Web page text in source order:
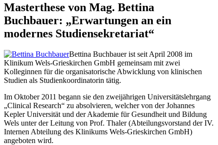
Masterthese von Mag. Bettina
Buchbauer: „Erwartungen an ein
modernes Studiensekretariat“
Bettina Buchbauer ist seit April 2008 im
Klinikum Wels-Grieskirchen GmbH gemeinsam mit zwei
Kolleginnen für die organisatorische Abwicklung von klinischen
Studien als Studienkoordinatorin tätig.
Im Oktober 2011 begann sie den zweijährigen Universitätslehrgang
„Clinical Research“ zu absolvieren, welcher von der Johannes
Kepler Universität und der Akademie für Gesundheit und Bildung
Wels unter der Leitung von Prof. Thaler (Abteilungsvorstand der IV.
Internen Abteilung des Klinikums Wels-Grieskirchen GmbH)
angeboten wird.